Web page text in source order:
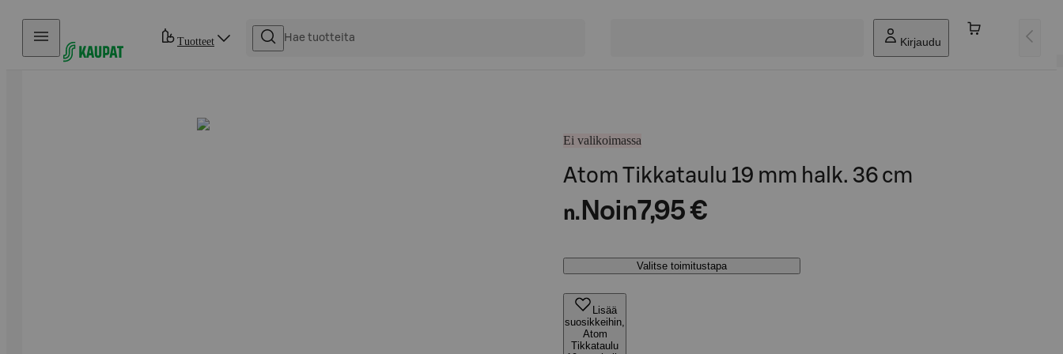
Hyppää sisältöön
Tuotteet Kirjaudu
Ei valikoimassa
Atom Tikkataulu 19 mm halk. 36 cm
n. Noin7,95 €
Valitse toimitustapa
Lisää
suosikkeihin,
Atom
Tikkataulu